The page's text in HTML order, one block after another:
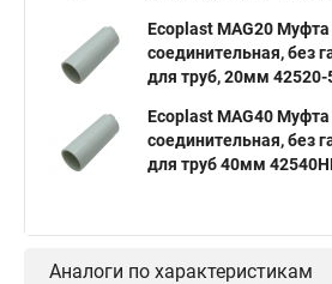
Ecoplast MAG20 Муфта
соединительная, без
для труб, 20мм 42520-
Ecoplast MAG40 Муфта
соединительная, без
для труб 40мм
Аналоги по характеристикам